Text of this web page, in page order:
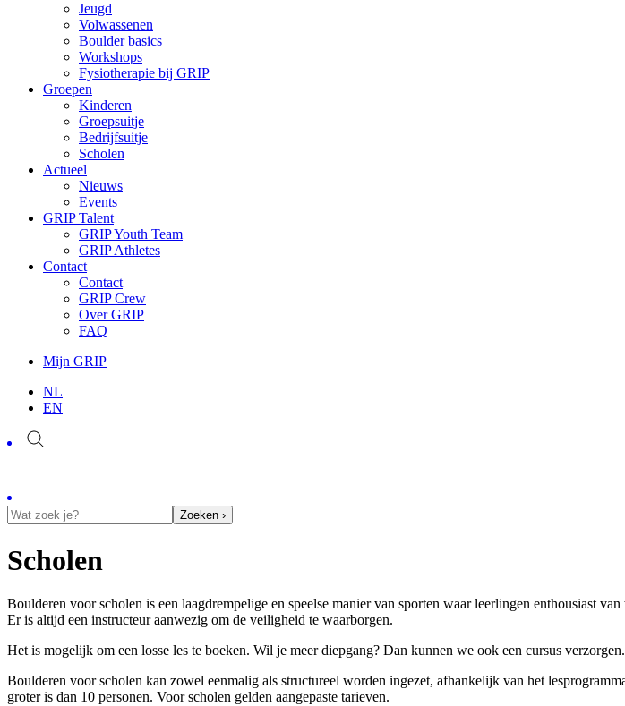
Jeugd
Volwassenen
Boulder basics
Workshops
Fysiotherapie bij GRIP
Groepen
Kinderen
Groepsuitje
Bedrijfsuitje
Scholen
Actueel
Nieuws
Events
GRIP Talent
GRIP Youth Team
GRIP Athletes
Contact
Contact
GRIP Crew
Over GRIP
FAQ
Mijn GRIP
NL
EN
Zoeken ›
Scholen
Boulderen voor scholen is een laagdrempelige en speelse manier van sporten waar leerlingen enthousiast
Er is altijd een instructeur aanwezig om de veiligheid te waarborgen.
Het is mogelijk om een losse les te boeken. Wil je meer diepgang? Dan kunnen we ook een cursus verzorgen.
Boulderen voor scholen kan zowel eenmalig als structureel worden ingezet, afhankelijk van het
groter is dan 10 personen. Voor scholen gelden aangepaste tarieven.